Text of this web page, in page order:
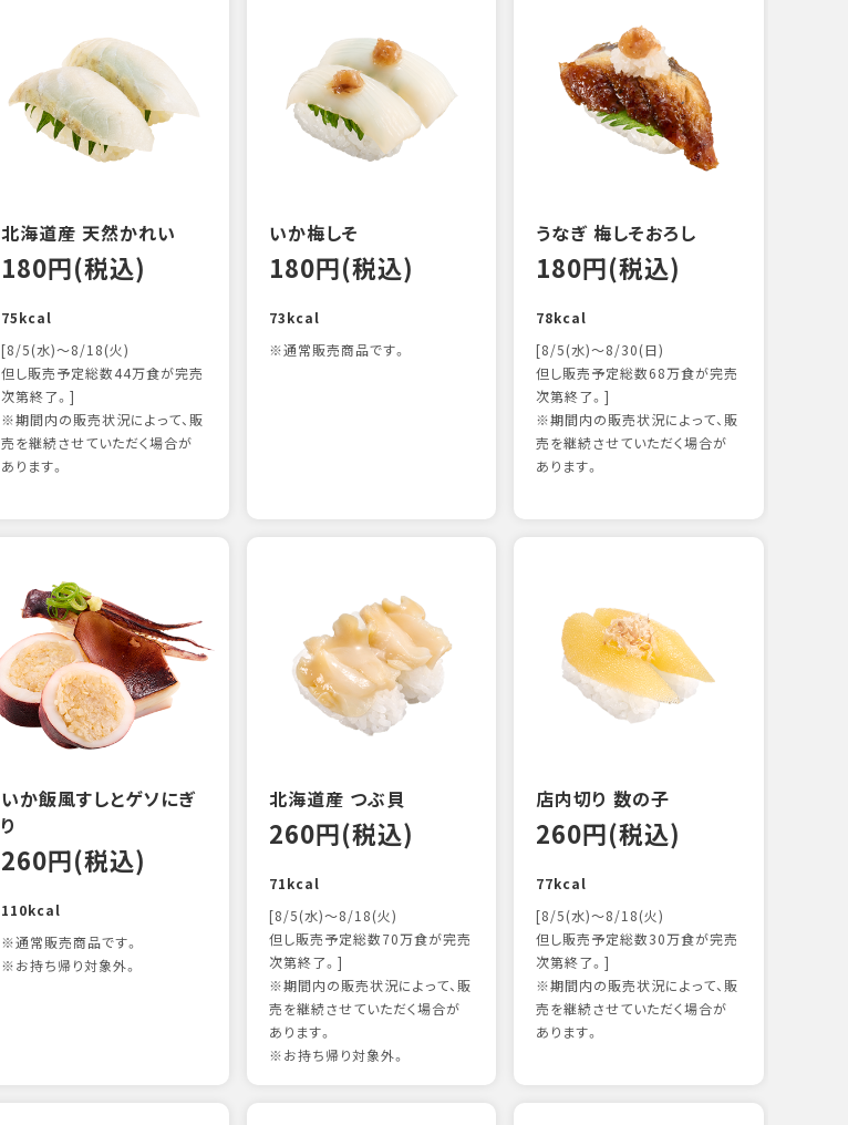
北海道産 天然かれい
180円(税込)
75kcal
[8/5(水)～8/18(火)
但し販売予定総数44万食が完売
次第終了。]
※期間内の販売状況によって、販
売を継続させていただく場合が
あります。
いか梅しそ
180円(税込)
73kcal
※通常販売商品です。
うなぎ 梅しそおろし
180円(税込)
78kcal
[8/5(水)～8/30(日)
但し販売予定総数68万食が完売
次第終了。]
※期間内の販売状況によって、販
売を継続させていただく場合が
あります。
いか飯風すしとゲソにぎ
り
260円(税込)
110kcal
※通常販売商品です。
※お持ち帰り対象外。
北海道産 つぶ貝
260円(税込)
71kcal
[8/5(水)～8/18(火)
但し販売予定総数70万食が完売
次第終了。]
※期間内の販売状況によって、販
売を継続させていただく場合が
あります。
※お持ち帰り対象外。
店内切り 数の子
260円(税込)
77kcal
[8/5(水)～8/18(火)
但し販売予定総数30万食が完売
次第終了。]
※期間内の販売状況によって、販
売を継続させていただく場合が
あります。